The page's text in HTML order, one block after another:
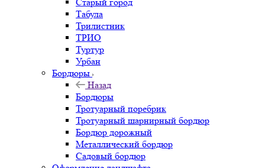
Табула
Трилистник
ТРИО
Туртур
Урбан
Бордюры
Назад
Бордюры
Тротуарный поребрик
Тротуарный шарнирный бордюр
Бордюр дорожный
Металлический бордюр
Садовый бордюр